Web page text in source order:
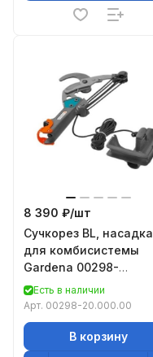
8 390 ₽/шт
Сучкорез BL, насадка
для комбисистемы
Gardena 00298-
20.000.00
Есть в наличии
Арт. 00298-20.000.00
В корзину